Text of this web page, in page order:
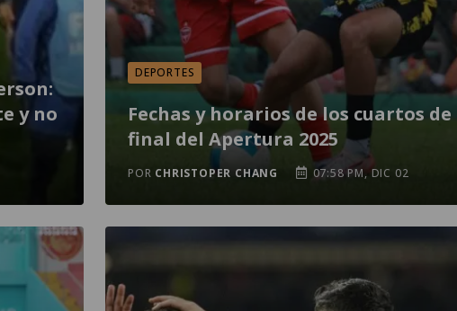
y no
DEPORTES
Fechas y horarios de los cuartos de
final del Apertura 2025
POR CHRISTOPER CHANG 07:58 PM, DIC 02